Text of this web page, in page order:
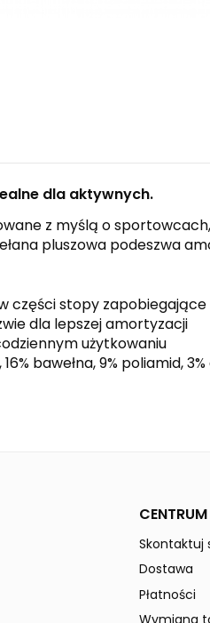
dla aktywnych.
z myślą o
pluszowa podeszwa
części stopy
dla lepszej amortyzacji
użytkowaniu
bawełna, 9% poliamid,
Skontaktuj
Dostawa
Płatności